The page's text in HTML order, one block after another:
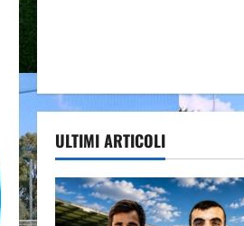
ULTIMI ARTICOLI